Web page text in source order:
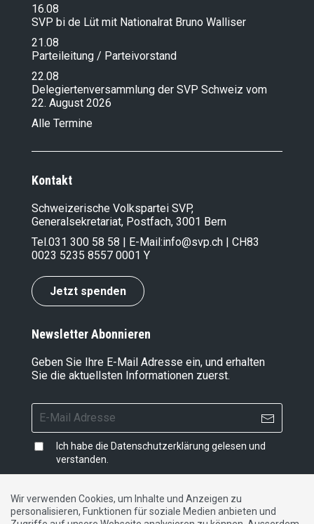
16.08
SVP bi de Lüt mit Nationalrat Bruno Walliser
21.08
Parteileitung / Parteivorstand
22.08
Delegiertenversammlung der SVP Schweiz vom
22. August 2026
Alle Termine
Kontakt
Schweizerische Volkspartei SVP,
Generalsekretariat, Postfach, 3001 Bern
Tel.031 300 58 58 | E-Mail:info@svp.ch | CH83
0023 5235 8557 0001 Y
Jetzt spenden
Newsletter Abonnieren
Geben Sie Ihre E-Mail Adresse ein, und erhalten
Sie die aktuellsten Informationen zuerst.
Ich habe die Datenschutzerklärung gelesen und
verstanden.
Impressum|Datenschutzerklärung|Kontakt
Wir verwenden Cookies, um Inhalte und Anzeigen zu
personalisieren, Funktionen für soziale Medien anbieten und